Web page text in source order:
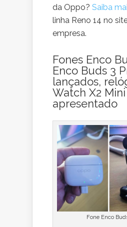
da Oppo? Saiba
linha Reno 14 no
empresa.
Fones Enco
Enco Buds 3
lançados,
Watch X2 Mini
apresentado
Fone Enco